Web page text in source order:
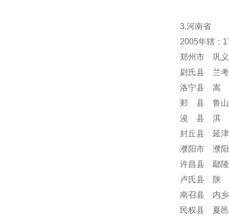
3.河南省
2005年辖：
郑州市 巩
尉氏县 兰
洛宁县 嵩
郏 县 鲁
浚 县 淇
封丘县 延
濮阳市 濮
许昌县 鄢
卢氏县 陕
南召县 内
民权县 夏